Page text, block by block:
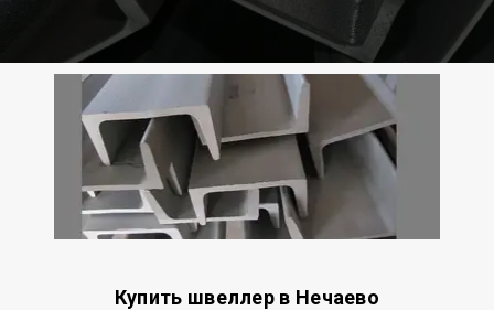
Купить швеллер в Нечаево